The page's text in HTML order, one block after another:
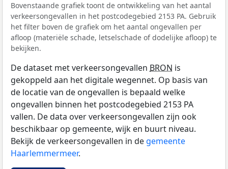
Bovenstaande grafiek toont de ontwikkeling van het aantal
verkeersongevallen in het postcodegebied 2153 PA. Gebruik
het filter boven de grafiek om het aantal ongevallen per
afloop (materiële schade, letselschade of dodelijke afloop) te
bekijken.
De dataset met verkeersongevallen BRON is
gekoppeld aan het digitale wegennet. Op basis van
de locatie van de ongevallen is bepaald welke
ongevallen binnen het postcodegebied 2153 PA
vallen. De data over verkeersongevallen zijn ook
beschikbaar op gemeente, wijk en buurt niveau.
Bekijk de verkeersongevallen in de gemeente
Haarlemmermeer.